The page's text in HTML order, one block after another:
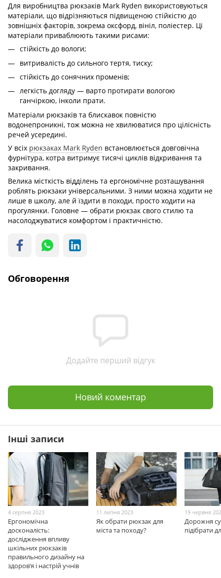
Для виробництва рюкзаків Mark Ryden використовуються
матеріали, що відрізняються підвищеною стійкістю до
зовнішніх факторів, зокрема оксфорд, вініл, поліестер. Ці
матеріали приваблюють такими рисами:
стійкість до вологи;
витривалість до сильного тертя, тиску;
стійкість до сонячних променів;
легкість догляду — варто протирати вологою
ганчіркою, інколи прати.
Матеріали рюкзаків та блискавок повністю
водонепроникні, тож можна не хвилюватися про цілісність
речей усередині.
У всіх рюкзаках Mark Ryden встановлюється довговічна
фурнітура, котра витримує тисячі циклів відкривання та
закривання.
Велика місткість відділень та ергономічне розташування
роблять рюкзаки універсальними. З ними можна ходити не
лише в школу, але й їздити в походи, просто ходити на
прогулянки. Головне — обрати рюкзак свого стилю та
насолоджуватися комфортом і практичністю.
Обговорення
Додайте перший відгук
Новий коментар
Інші записи
4 серпня 2023
Ергономічна
досконалість:
дослідження впливу
шкільних рюкзаків
правильного дизайну на
здоров’я і настрій учнів
11 липня 2023
Як обрати рюкзак для
міста та походу?
19 червня
Дорожня
підібрати